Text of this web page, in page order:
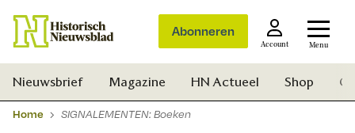
Abonneren
Account Menu
Nieuwsbrief Magazine HN Actueel Shop
Home SIGNALEMENTEN: Boeken